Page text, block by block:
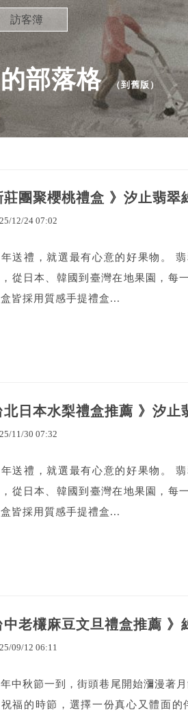
部落格（到舊版 ）
訪客簿
莊團聚櫻桃禮盒 》汐止翡翠
/12/24 07:02
送禮，就選最有心意的好果物。
從日本、韓國到臺灣在地果園，每
皆採用質感手提禮盒...
北日本水梨禮盒推薦 》汐止
/11/30 07:32
送禮，就選最有心意的好果物。
從日本、韓國到臺灣在地果園，每
皆採用質感手提禮盒...
中老欉麻豆文旦禮盒推薦 》
/09/12 06:11
中秋節一到，街頭巷尾開始瀰漫著
福的時節，選擇一份真心又體面